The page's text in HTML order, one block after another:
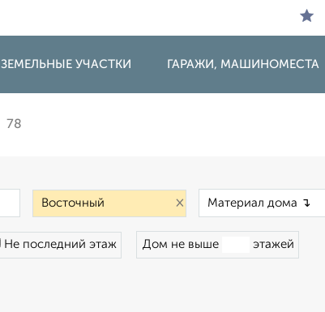
ЗЕМЕЛЬНЫЕ УЧАСТКИ ГАРАЖИ, МАШИНОМЕСТА
78
×
Не последний этаж Дом не выше этажей